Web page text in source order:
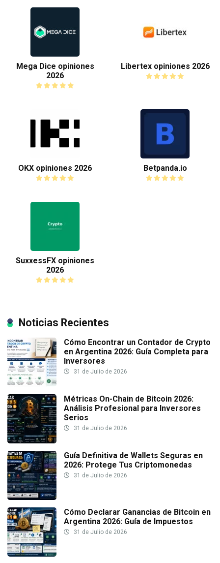
Mega Dice opiniones
2026
Libertex opiniones 2026
OKX opiniones 2026 Betpanda.io
SuxxessFX opiniones
2026
Noticias Recientes
Cómo Encontrar un Contador de Crypto
en Argentina 2026: Guía Completa para
Inversores
31 de Julio de 2026
Métricas On-Chain de Bitcoin 2026:
Análisis Profesional para Inversores
Serios
31 de Julio de 2026
Guía Definitiva de Wallets Seguras en
2026: Protege Tus Criptomonedas
31 de Julio de 2026
Cómo Declarar Ganancias de Bitcoin en
Argentina 2026: Guía de Impuestos
31 de Julio de 2026